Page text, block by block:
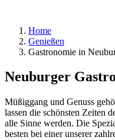
Home
Genießen
Gastronomie in
Neuburger
Müßiggang und Genuss
lassen die schönsten Zeiten
alle Sinne werden. Die
besten bei einer unserer